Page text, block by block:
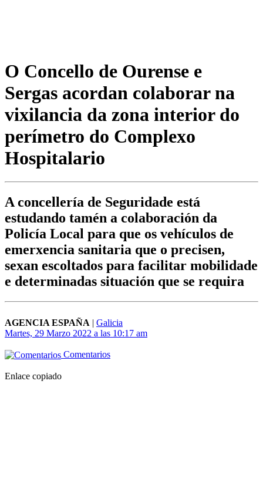
O Concello de Ourense e
Sergas acordan colaborar na
vixilancia da zona interior do
perímetro do Complexo
Hospitalario
A concellería de Seguridade está
estudando tamén a colaboración da
Policía Local para que os vehículos de
emerxencia sanitaria que o precisen,
sexan escoltados para facilitar mobilidade
e determinadas situación que se requira
AGENCIA ESPAÑA | Galicia
Martes, 29 Marzo 2022 a las 10:17 am
Comentarios
Enlace copiado